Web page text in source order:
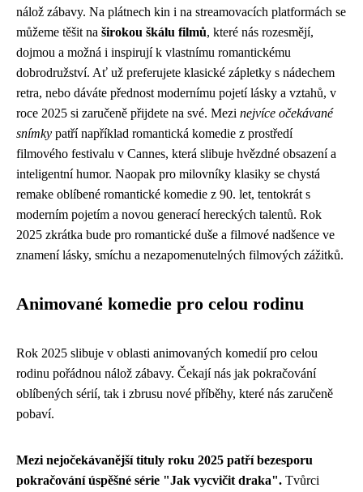
nálož zábavy. Na plátnech kin i na streamovacích platformách se
můžeme těšit na širokou škálu filmů, které nás rozesmějí,
dojmou a možná i inspirují k vlastnímu romantickému
dobrodružství. Ať už preferujete klasické zápletky s nádechem
retra, nebo dáváte přednost modernímu pojetí lásky a vztahů, v
roce 2025 si zaručeně přijdete na své. Mezi nejvíce očekávané
snímky patří například romantická komedie z prostředí
filmového festivalu v Cannes, která slibuje hvězdné obsazení a
inteligentní humor. Naopak pro milovníky klasiky se chystá
remake oblíbené romantické komedie z 90. let, tentokrát s
moderním pojetím a novou generací hereckých talentů. Rok
2025 zkrátka bude pro romantické duše a filmové nadšence ve
znamení lásky, smíchu a nezapomenutelných filmových zážitků.
Animované komedie pro celou rodinu
Rok 2025 slibuje v oblasti animovaných komedií pro celou
rodinu pořádnou nálož zábavy. Čekají nás jak pokračování
oblíbených sérií, tak i zbrusu nové příběhy, které nás zaručeně
pobaví.
Mezi nejočekávanější tituly roku 2025 patří bezesporu
pokračování úspěšné série "Jak vycvičit draka". Tvůrci